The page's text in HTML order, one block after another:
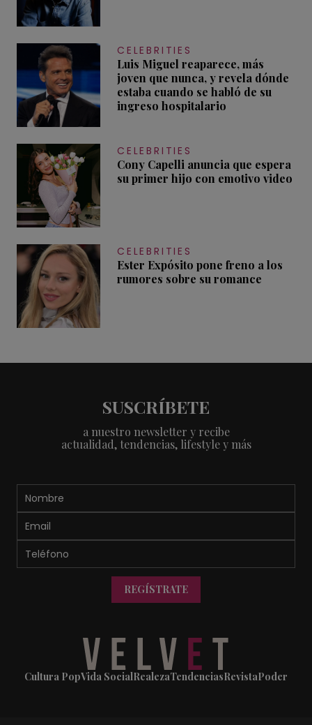
CELEBRITIES
Luis Miguel reaparece, más
joven que nunca, y revela dónde
estaba cuando se habló de su
ingreso hospitalario
CELEBRITIES
Cony Capelli anuncia que espera
su primer hijo con emotivo video
CELEBRITIES
Ester Expósito pone freno a los
rumores sobre su romance
SUSCRÍBETE
a nuestro newsletter y recibe
actualidad, tendencias, lifestyle y más
REGÍSTRATE
Cultura PopVida SocialRealezaTendenciasRevistaPoder